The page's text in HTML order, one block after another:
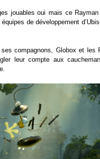
jouables oui mais ce Rayman
de développement
compagnons, Globox et les
leur compte aux